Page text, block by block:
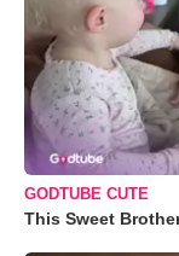
GODTUBE CUTE
This Sweet